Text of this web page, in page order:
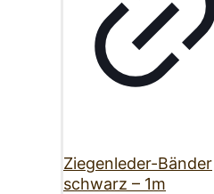
Ziegenleder-Bänder
schwarz – 1m